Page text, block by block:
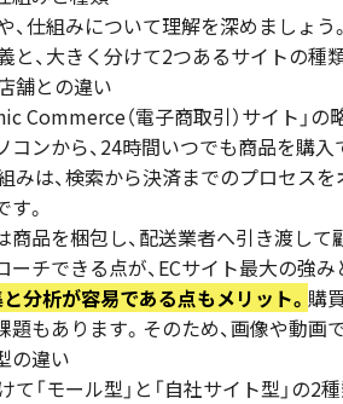
、仕組みについて理解を深めましょ
と、大きく分けて2つあるサイトの種
舗との違い
Commerce（電子商取引）サイト」の
ンから、24時間いつでも商品を購入
みは、検索から決済までのプロセス
。
品を梱包し、配送業者へ引き渡し
チできる点が、ECサイト最大の強み
分析が容易である点もメリット。 購
題もあります。そのため、画像や動
の違い
て「モール型」と「自社サイト型」